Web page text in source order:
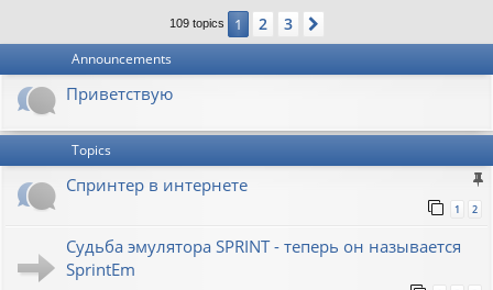
109 topics 1 2 3
Announcements
Приветствую
Topics
Спринтер в интернете
1 2
Судьба эмулятора SPRINT - теперь он называется
SprintEm